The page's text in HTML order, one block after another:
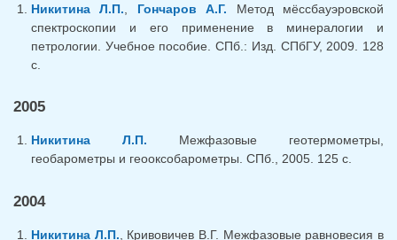
Никитина Л.П. Гончаров А.Г. Метод мёссбауэровской
спектроскопии и его применение в минералогии и
петрологии. Учебное пособие. СПб.: Изд. СПбГУ, 2009. 128
с.
2005
Никитина Л.П. Межфазовые геотермометры,
геобарометры и геооксобарометры. СПб., 2005. 125 с.
2004
Никитина Л.П. , Кривовичев В.Г. Межфазовые равновесия в